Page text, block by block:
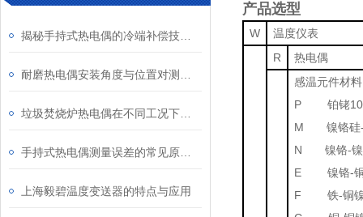
上海毅碧温度变送器的特点与应用
产品选型
W
温度仪表
R
热电偶
感温元件材料
P 铂铑
M 镍铬硅-
N 镍铬-
E 镍铬-
F 铁-铜